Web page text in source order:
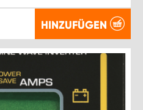
HINZUFÜGEN